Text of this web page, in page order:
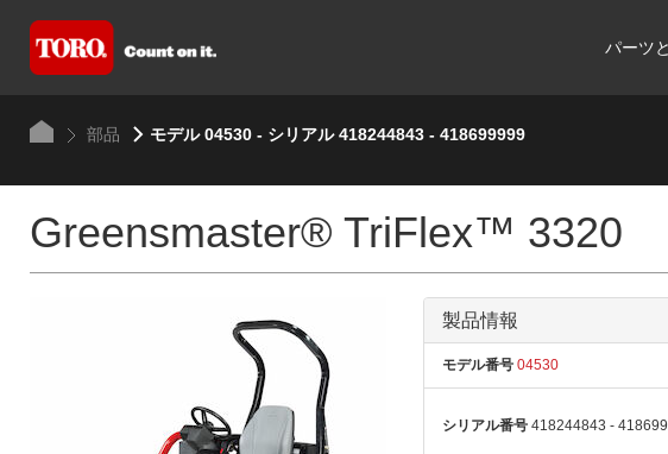
パーツ
部品 モデル 04530 - シリアル 418244843 - 418699999
Greensmaster® TriFlex™ 3320
製品情報
モデル番号04530
シリアル番号418244843 -